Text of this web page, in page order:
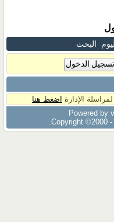
البحث
الإدارة اضغط هنا
Powered by
Copyright ©2000 -